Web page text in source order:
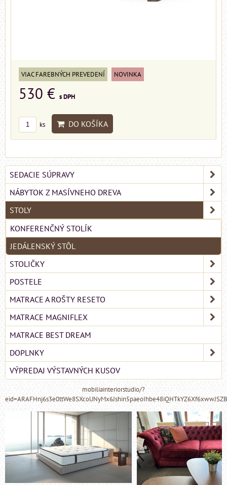
VIAC FAREBNÝCH PREVEDENÍ NOVINKA
530 € s DPH
ks DO KOŠÍKA
SEDACIE SÚPRAVY
NÁBYTOK Z MASÍVNEHO DREVA
STOLY
KONFERENČNÝ STOLÍK
JEDÁLENSKÝ STÔL
STOLIČKY
POSTELE
MATRACE A ROŠTY RESETO
MATRACE MAGNIFLEX
MATRACE BEST DREAM
DOPLNKY
VÝPREDAJ VÝSTAVNÝCH KUSOV
mobiliainteriorstudio/?